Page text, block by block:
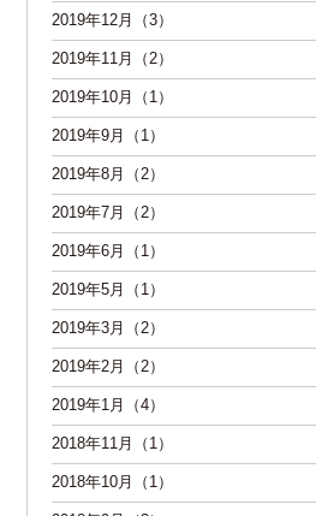
2019年12月（3）
2019年11月（2）
2019年10月（1）
2019年9月（1）
2019年8月（2）
2019年7月（2）
2019年6月（1）
2019年5月（1）
2019年3月（2）
2019年2月（2）
2019年1月（4）
2018年11月（1）
2018年10月（1）